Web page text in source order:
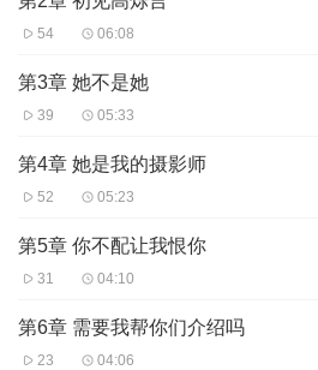
54 06:08
第3章 她不是她
39 05:33
第4章 她是我的摄影师
52 05:23
第5章 你不配让我恨你
31 04:10
第6章 需要我帮你们介绍吗
23 04:06